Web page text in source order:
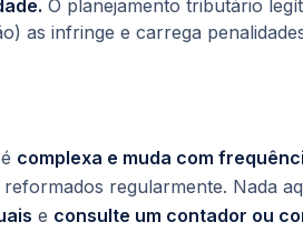
O planejamento tributário
as infringe e carrega
complexa e muda com
regularmente. Nada
e consulte um contador ou